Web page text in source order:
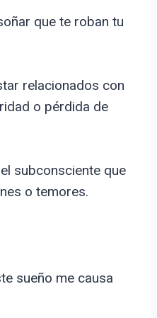
que te roban tu
relacionados con
o pérdida de
subconsciente que
o temores.
sueño me causa